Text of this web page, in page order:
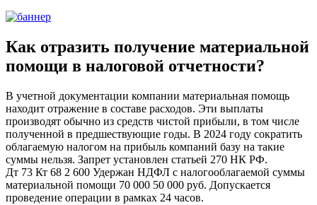
Как отразить получение материальной
помощи в налоговой отчетности?
В учетной документации компании материальная помощь
находит отражение в составе расходов. Эти выплаты
производят обычно из средств чистой прибыли, в том числе
полученной в предшествующие годы. В 2024 году сократить
облагаемую налогом на прибыль компаний базу на такие
суммы нельзя. Запрет установлен статьей 270 НК РФ.
Дт 73 Кт 68 2 600 Удержан НДФЛ с налогооблагаемой суммы
материальной помощи 70 000 50 000 руб. Допускается
проведение операции в рамках 24 часов.